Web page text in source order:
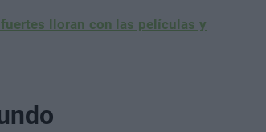
lloran con las películas y